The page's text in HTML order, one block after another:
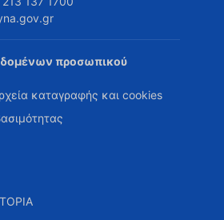
προσωπικού
καταγραφής και cookies